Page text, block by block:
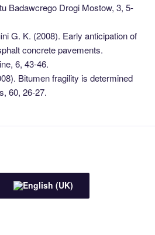
Badawcrego Drogi Mostow, 3, 5-
G. K. (2008). Early anticipation of
concrete pavements.
6, 43-46.
Bitumen fragility is determined
60, 26-27.